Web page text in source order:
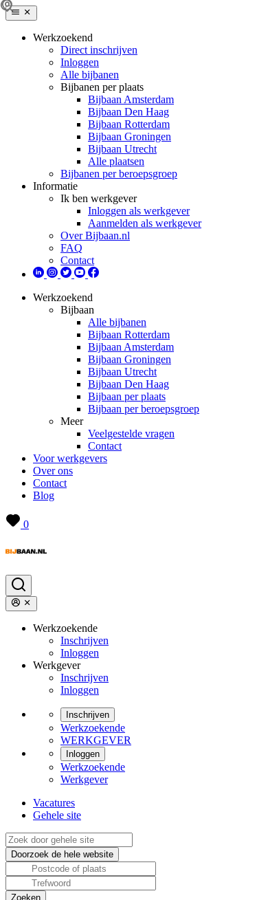
Werkzoekend
Direct inschrijven
Inloggen
Alle bijbanen
Bijbanen per plaats
Bijbaan Amsterdam
Bijbaan Den Haag
Bijbaan Rotterdam
Bijbaan Groningen
Bijbaan Utrecht
Alle plaatsen
Bijbanen per beroepsgroep
Informatie
Ik ben werkgever
Inloggen als werkgever
Aanmelden als werkgever
Over Bijbaan.nl
FAQ
Contact
Werkzoekend
Bijbaan
Alle bijbanen
Bijbaan Rotterdam
Bijbaan Amsterdam
Bijbaan Groningen
Bijbaan Utrecht
Bijbaan Den Haag
Bijbaan per plaats
Bijbaan per beroepsgroep
Meer
Veelgestelde vragen
Contact
Voor werkgevers
Over ons
Contact
Blog
0
Werkzoekende
Inschrijven
Inloggen
Werkgever
Inschrijven
Inloggen
Inschrijven
Werkzoekende
WERKGEVER
Inloggen
Werkzoekende
Werkgever
Vacatures
Gehele site